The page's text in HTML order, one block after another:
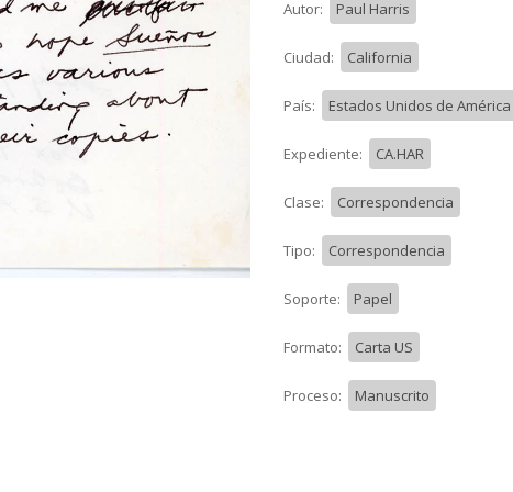
Autor: Paul Harris
Ciudad: California
País: Estados Unidos de América
Expediente: CA.HAR
Clase: Correspondencia
Tipo: Correspondencia
Soporte: Papel
Formato: Carta US
Proceso: Manuscrito